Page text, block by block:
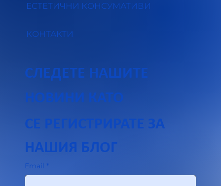
СЛЕДЕТЕ НАШИТЕ
НОВИНИ КАТО
СЕ РЕГИСТРИРАТЕ ЗА
НАШИЯ БЛОГ
Email *
ЕСТЕТИЧНИ КОНСУМАТИВИ
КОНТАКТИ